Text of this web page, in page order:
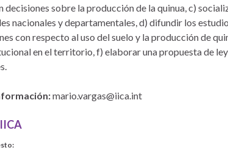
decisiones sobre la producción de la quinua, c)
nacionales y departamentales, d) difundir los
con respecto al uso del suelo y la producción de
en el territorio, f) elaborar una propuesta de
mario.vargas@iica.int
IICA